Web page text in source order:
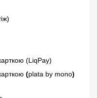
(LiqPay)
(plata by mono)